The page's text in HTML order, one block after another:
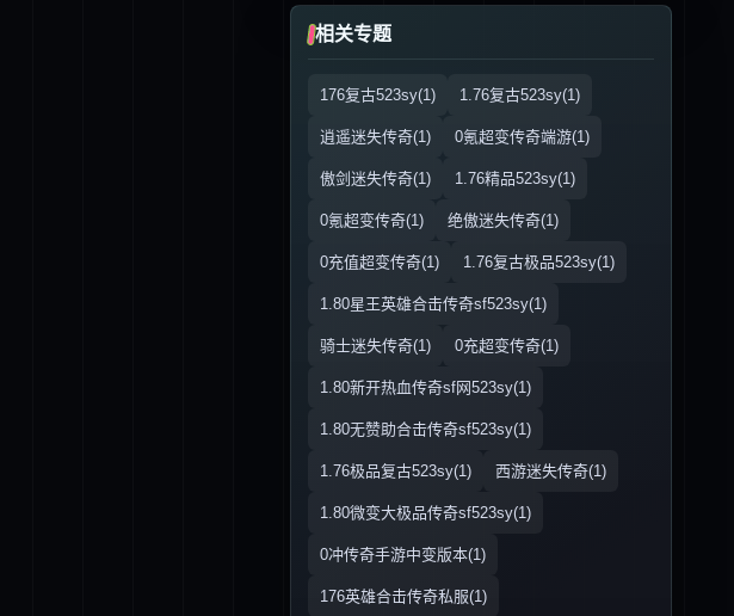
相关专题
176复古523sy(1) 1.76复古523sy(1)
逍遥迷失传奇(1) 0氪超变传奇端游(1)
傲剑迷失传奇(1) 1.76精品523sy(1)
0氪超变传奇(1) 绝傲迷失传奇(1)
0充值超变传奇(1) 1.76复古极品523sy(1)
1.80星王英雄合击传奇sf523sy(1)
骑士迷失传奇(1) 0充超变传奇(1)
1.80新开热血传奇sf网523sy(1)
1.80无赞助合击传奇sf523sy(1)
1.76极品复古523sy(1) 西游迷失传奇(1)
1.80微变大极品传奇sf523sy(1)
0冲传奇手游中变版本(1)
176英雄合击传奇私服(1)